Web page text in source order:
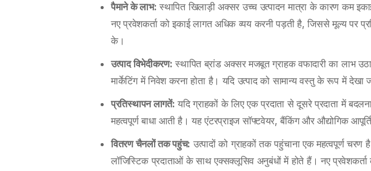
पैमाने के लाभ: स्थापित खिलाड़ी अक्सर उच्च उत्पादन मात्रा के कारण कम
नए प्रवेशकर्ता को इकाई लागत अधिक व्यय करनी पड़ती है, जिससे मूल्य पर
के।
उत्पाद विभेदीकरण: स्थापित ब्रांड अक्सर मजबूत ग्राहक वफादारी का लाभ
मार्केटिंग में निवेश करना होता है। यदि उत्पाद को सामान्य वस्तु के रूप में देखा
प्रतिस्थापन लागतें: यदि ग्राहकों के लिए एक प्रदाता से दूसरे प्रदाता में
महत्वपूर्ण बाधा आती है। यह एंटरप्राइज सॉफ्टवेयर, बैंकिंग और औद्योगिक
वितरण चैनलों तक पहुंच: उत्पादों को ग्राहकों तक पहुंचाना एक महत्वपूर्ण
लॉजिस्टिक प्रदाताओं के साथ एक्सक्लूसिव अनुबंधों में होते हैं। नए प्रवेशकर्ता